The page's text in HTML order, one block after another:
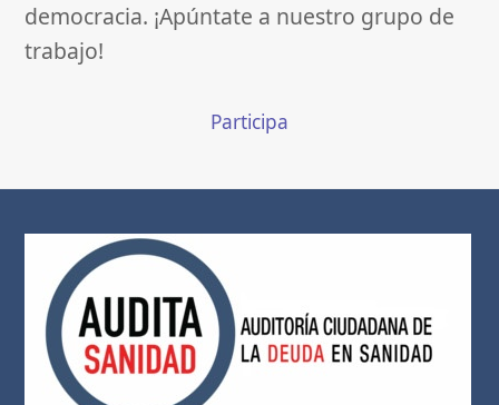
democracia. ¡Apúntate a nuestro grupo de
trabajo!
Participa